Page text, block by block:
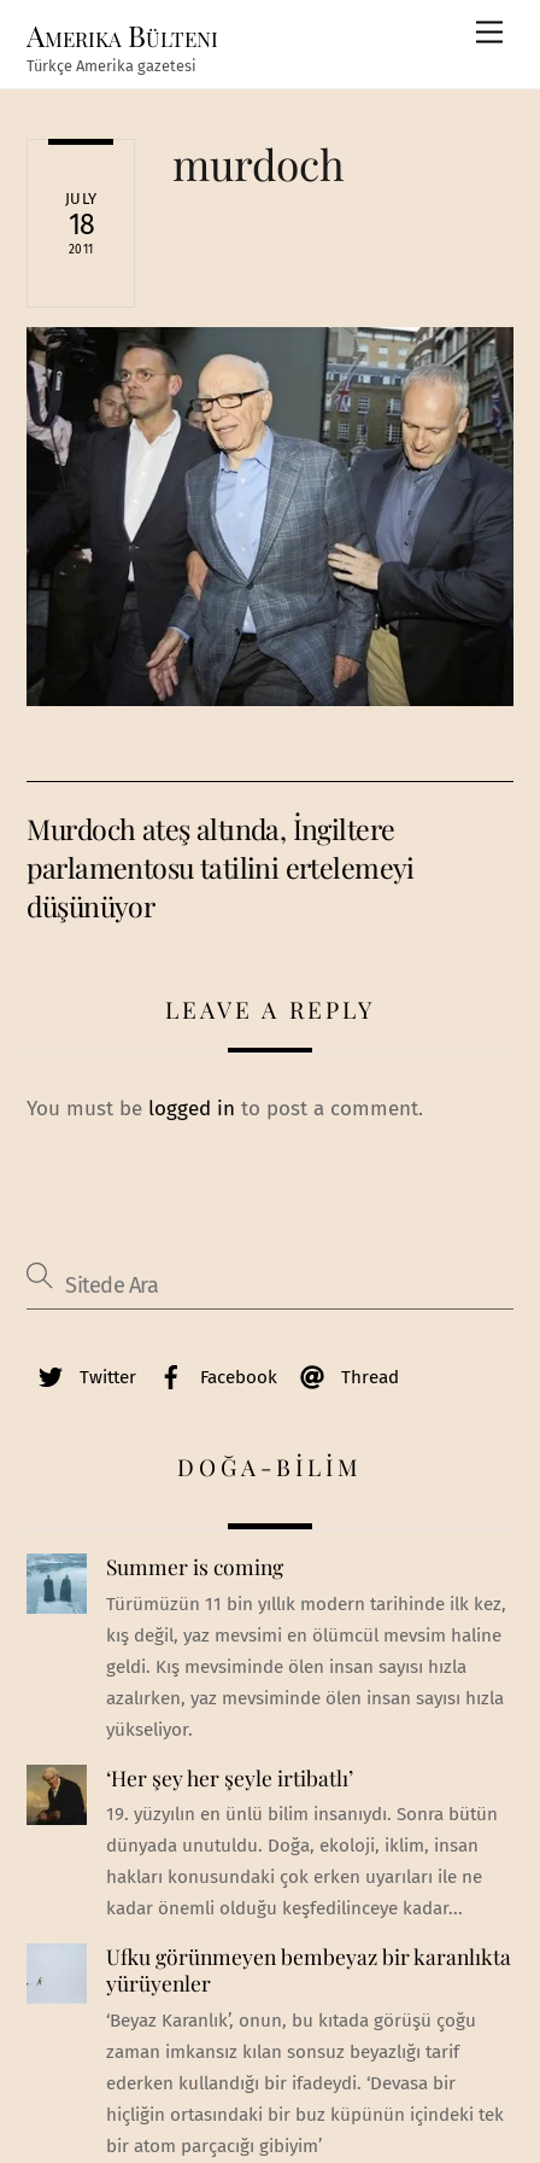
content
Amerika Bülteni
Türkçe Amerika gazetesi
JULY
18
2011
murdoch
Murdoch ateş altında, İngiltere
parlamentosu tatilini ertelemeyi
düşünüyor
LEAVE A REPLY
You must be logged in to post a comment.
Twitter Facebook Thread
DOĞA-BİLİM
Summer is coming
Türümüzün 11 bin yıllık modern tarihinde ilk kez,
kış değil, yaz mevsimi en ölümcül mevsim haline
geldi. Kış mevsiminde ölen insan sayısı hızla
azalırken, yaz mevsiminde ölen insan sayısı hızla
yükseliyor.
‘Her şey her şeyle irtibatlı’
19. yüzyılın en ünlü bilim insanıydı. Sonra bütün
dünyada unutuldu. Doğa, ekoloji, iklim, insan
hakları konusundaki çok erken uyarıları ile ne
kadar önemli olduğu keşfedilinceye kadar...
Ufku görünmeyen bembeyaz bir karanlıkta
yürüyenler
‘Beyaz Karanlık’, onun, bu kıtada görüşü çoğu
zaman imkansız kılan sonsuz beyazlığı tarif
ederken kullandığı bir ifadeydi. ‘Devasa bir
hiçliğin ortasındaki bir buz küpünün içindeki tek
bir atom parçacığı gibiyim’